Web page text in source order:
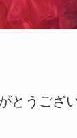
とうござ